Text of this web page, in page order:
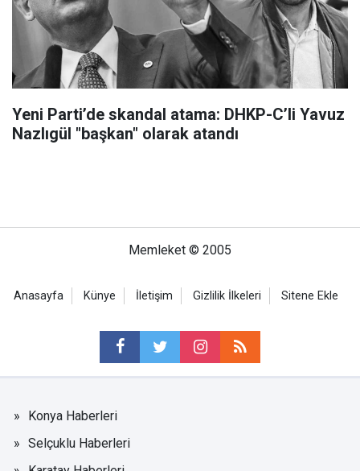
Yeni Parti’de skandal atama: DHKP-C’li Yavuz
Nazlıgül "başkan" olarak atandı
Memleket © 2005
Anasayfa Künye İletişim Gizlilik İlkeleri Sitene Ekle
Konya Haberleri
Selçuklu Haberleri